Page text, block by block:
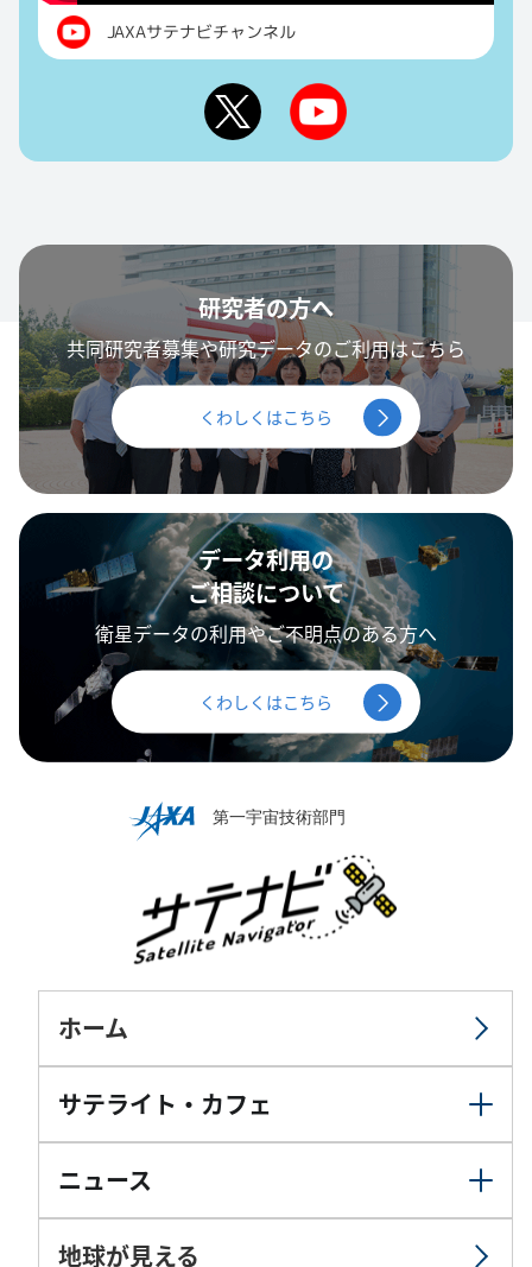
JAXAサテナビチャンネル
研究者の方へ
共同研究者募集や研究データのご利用はこちら
くわしくはこちら
データ利用の
ご相談について
衛星データの利用やご不明点のある方へ
くわしくはこちら
ホーム
サテライト・カフェ
ニュース
地球が見える